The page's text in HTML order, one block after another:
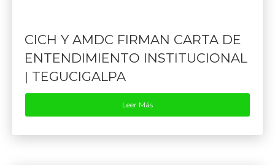
CICH Y AMDC FIRMAN CARTA DE
ENTENDIMIENTO INSTITUCIONAL
| TEGUCIGALPA
Leer Más